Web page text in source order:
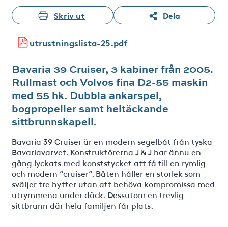
Skriv ut Dela
utrustningslista-25.pdf
Bavaria 39 Cruiser, 3 kabiner från 2005.
Rullmast och Volvos fina D2-55 maskin
med 55 hk. Dubbla ankarspel,
bogpropeller samt heltäckande
sittbrunnskapell.
Bavaria 39 Cruiser är en modern segelbåt från tyska
Bavariavarvet. Konstruktörerna J & J har ännu en
gång lyckats med konststycket att få till en rymlig
och modern ”cruiser”. Båten håller en storlek som
sväljer tre hytter utan att behöva kompromissa med
utrymmena under däck. Dessutom en trevlig
sittbrunn där hela familjen får plats.